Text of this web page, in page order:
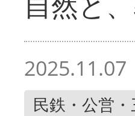
2025.11.07
民鉄・公営